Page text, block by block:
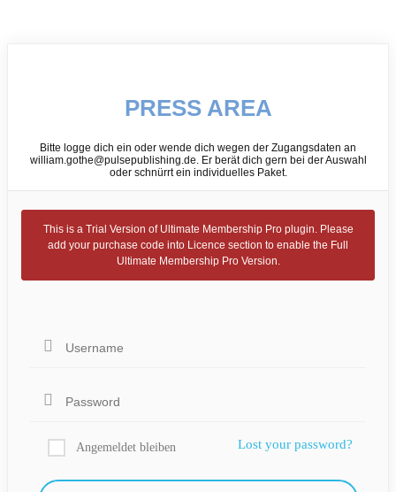
PRESS AREA
Bitte logge dich ein oder wende dich wegen der Zugangsdaten an
william.gothe@pulsepublishing.de. Er berät dich gern bei der Auswahl
oder schnürrt ein individuelles Paket.
This is a Trial Version of Ultimate Membership Pro plugin. Please
add your purchase code into Licence section to enable the Full
Ultimate Membership Pro Version.
Angemeldet bleiben Lost your password?